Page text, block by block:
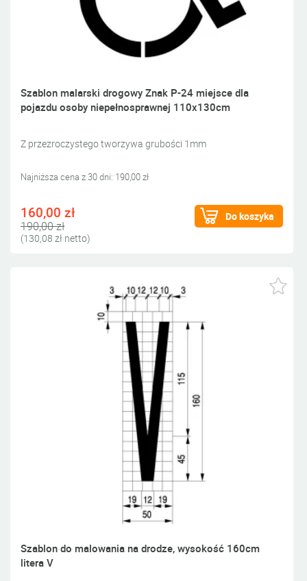
Szablon malarski drogowy Znak P-24 miejsce dla
pojazdu osoby niepełnosprawnej 110x130cm
Z przezroczystego tworzywa grubości 1mm
Najniższa cena z 30 dni: 190,00 zł
160,00 zł
190,00 zł
(130,08 zł netto)
Do koszyka
Szablon do malowania na drodze, wysokość 160cm
litera V